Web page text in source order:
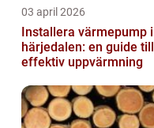
03 april 2026
Installera värmepump i
härjedalen: en guide till
effektiv uppvärmning